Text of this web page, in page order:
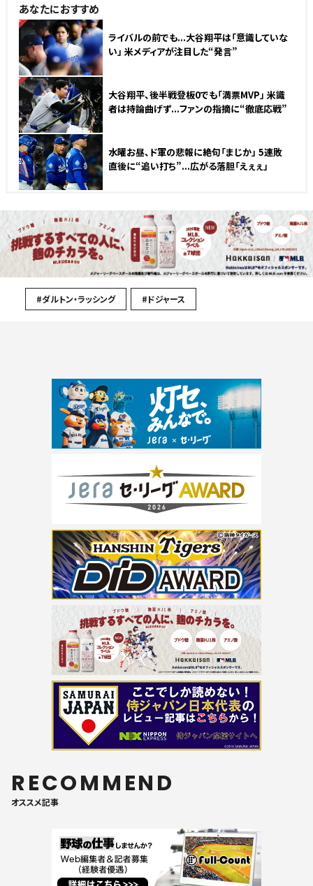
あなたにおすすめ
NEW
ライバルの前でも...大谷翔平は「意識していな
い」 米メディアが注目した“発言”
NEW
大谷翔平、後半戦登板0でも「満票MVP」 米識
者は持論曲げず...ファンの指摘に“徹底応戦”
水曜お昼、ド軍の悲報に絶句「まじか」 5連敗
直後に“追い打ち”...広がる落胆「えぇぇ」
#ダルトン・ラッシング #ドジャース
RECOMMEND
オススメ記事